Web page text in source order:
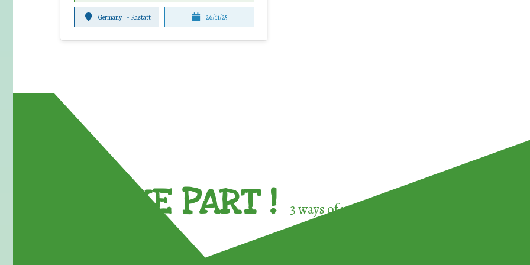
Germany - Rastatt 26/11/25
TAKE PART ! 3 ways of participating in the